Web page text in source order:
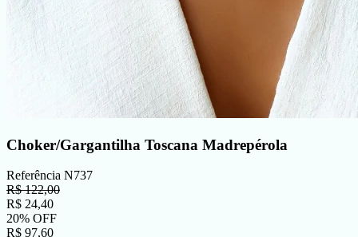
Choker/Gargantilha Toscana Madrepérola
Referência N737
R$122,00
R$ 24,40
20% OFF
R$ 97,60